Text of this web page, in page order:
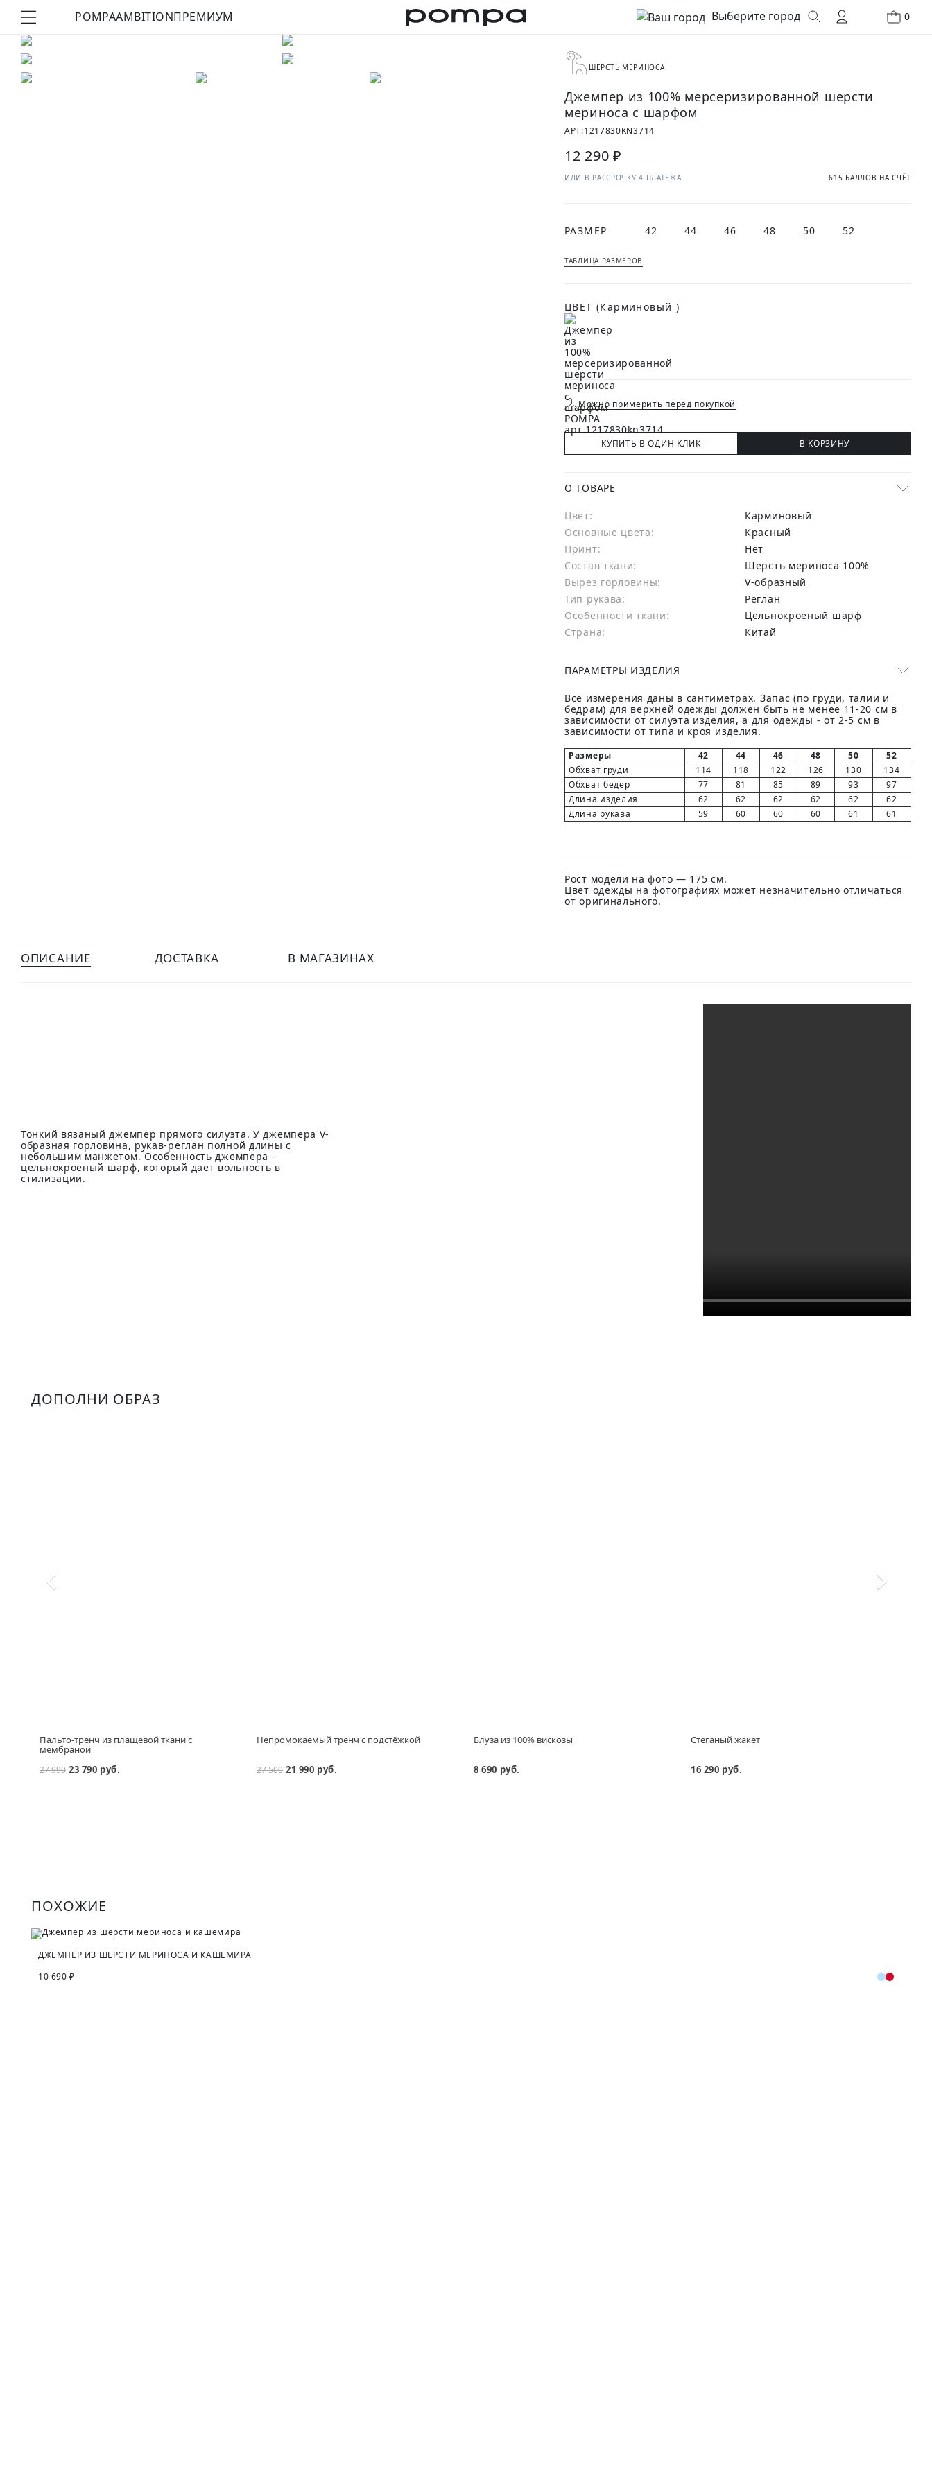
POMPAAMBITIONПРЕМИУМ Выберите город 0
ШЕРСТЬ МЕРИНОСА
Джемпер из 100% мерсеризированной шерсти
мериноса с шарфом
АРТ:1217830KN3714
12 290 ₽
ИЛИ В РАССРОЧКУ 4 ПЛАТЕЖА 615 БАЛЛОВ НА СЧЁТ
РАЗМЕР 42 44 46 48 50 52
ТАБЛИЦА РАЗМЕРОВ
ЦВЕТ (Карминовый )
Можно примерить перед покупкой
КУПИТЬ В ОДИН КЛИК В КОРЗИНУ
О ТОВАРЕ
Цвет:
Карминовый
Основные цвета:
красный
Принт:
Нет
Состав ткани:
шерсть мериноса 100%
Вырез горловины:
V-образный
Тип рукава:
Реглан
Особенности ткани:
Цельнокроеный шарф
Страна:
Китай
ПАРАМЕТРЫ ИЗДЕЛИЯ
Все измерения даны в сантиметрах. Запас (по груди, талии и
бедрам) для верхней одежды должен быть не менее 11-20 см в
зависимости от силуэта изделия, а для одежды - от 2-5 см в
зависимости от типа и кроя изделия.
Размеры 42 44 46 48 50
52
Обхват груди
114 118 122 126 130
134
Обхват бедер
77 81 85 89 93
97
Длина изделия
62 62 62 62 62
62
Длина рукава
59 60 60 60 61 61
Рост модели на фото — 175 см.
Цвет одежды на фотографиях может незначительно отличаться
от оригинального.
ОПИСАНИЕ ДОСТАВКА В МАГАЗИНАХ
Тонкий вязаный джемпер прямого силуэта. У джемпера V-
образная горловина, рукав-реглан полной длины с
небольшим манжетом. Особенность джемпера -
цельнокроеный шарф, который дает вольность в
стилизации.
ДОПОЛНИ ОБРАЗ
Пальто-тренч из плащевой ткани с
мембраной
27 990 23 790 руб.
Непромокаемый тренч с подстёжкой
27 500 21 990 руб.
Блуза из 100% вискозы
8 690 руб.
Стеганый жакет
16 290 руб.
ПОХОЖИЕ
ДЖЕМПЕР ИЗ ШЕРСТИ МЕРИНОСА И КАШЕМИРА
10 690 ₽